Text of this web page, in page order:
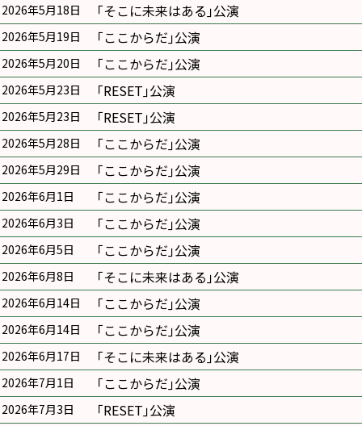
2026年5月18日 ｢そこに未来はある｣公演
2026年5月19日 ｢ここからだ｣公演
2026年5月20日 ｢ここからだ｣公演
2026年5月23日 ｢RESET｣公演
2026年5月23日 ｢RESET｣公演
2026年5月28日 ｢ここからだ｣公演
2026年5月29日 ｢ここからだ｣公演
2026年6月1日 ｢ここからだ｣公演
2026年6月3日 ｢ここからだ｣公演
2026年6月5日 ｢ここからだ｣公演
2026年6月8日 ｢そこに未来はある｣公演
2026年6月14日 ｢ここからだ｣公演
2026年6月14日 ｢ここからだ｣公演
2026年6月17日 ｢そこに未来はある｣公演
2026年7月1日 ｢ここからだ｣公演
2026年7月3日 ｢RESET｣公演